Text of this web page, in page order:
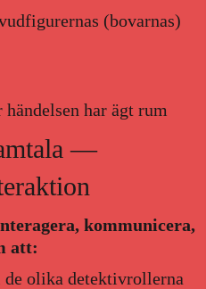
(bovarnas)
har ägt rum
—
kommunicera,
att:
de olika detektivrollerna